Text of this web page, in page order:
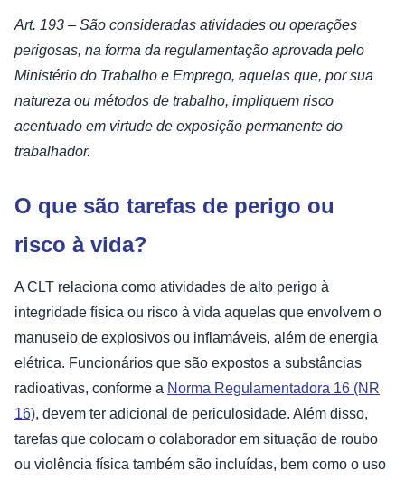
Art. 193 – São consideradas atividades ou operações
perigosas, na forma da regulamentação aprovada pelo
Ministério do Trabalho e Emprego, aquelas que, por sua
natureza ou métodos de trabalho, impliquem risco
acentuado em virtude de exposição permanente do
trabalhador.
O que são tarefas de perigo ou
risco à vida?
A CLT relaciona como atividades de alto perigo à
integridade física ou risco à vida aquelas que envolvem o
manuseio de explosivos ou inflamáveis, além de energia
elétrica. Funcionários que são expostos a substâncias
radioativas, conforme a Norma Regulamentadora 16 (NR
16), devem ter adicional de periculosidade. Além disso,
tarefas que colocam o colaborador em situação de roubo
ou violência física também são incluídas, bem como o uso